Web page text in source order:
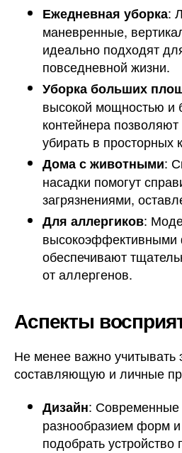
Ежедневная уборка:
маневренные,
идеально подходят
повседневной жизни.
Уборка больших
высокой мощностью
контейнера
убирать в просторных
Дома с животными:
насадки помогут
загрязнениями,
Для аллергиков:
высокоэффективными
обеспечивают
от аллергенов.
Аспекты
Не менее важно учитывать
составляющую и личные
Дизайн:
разнообразием форм
подобрать устройство